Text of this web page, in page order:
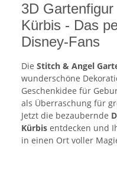
3D
Kürbis - Das
Disney-Fans
Die Stitch & Angel
wunderschöne
Geschenkidee für
als Überraschung für
Jetzt die bezaubernde
Kürbis entdecken und
in einen Ort voller